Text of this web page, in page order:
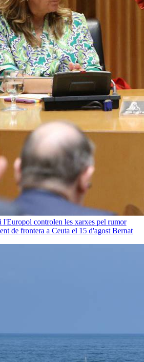
l'Europol controlen les xarxes pel rumor
de frontera a Ceuta el 15 d'agost Bernat